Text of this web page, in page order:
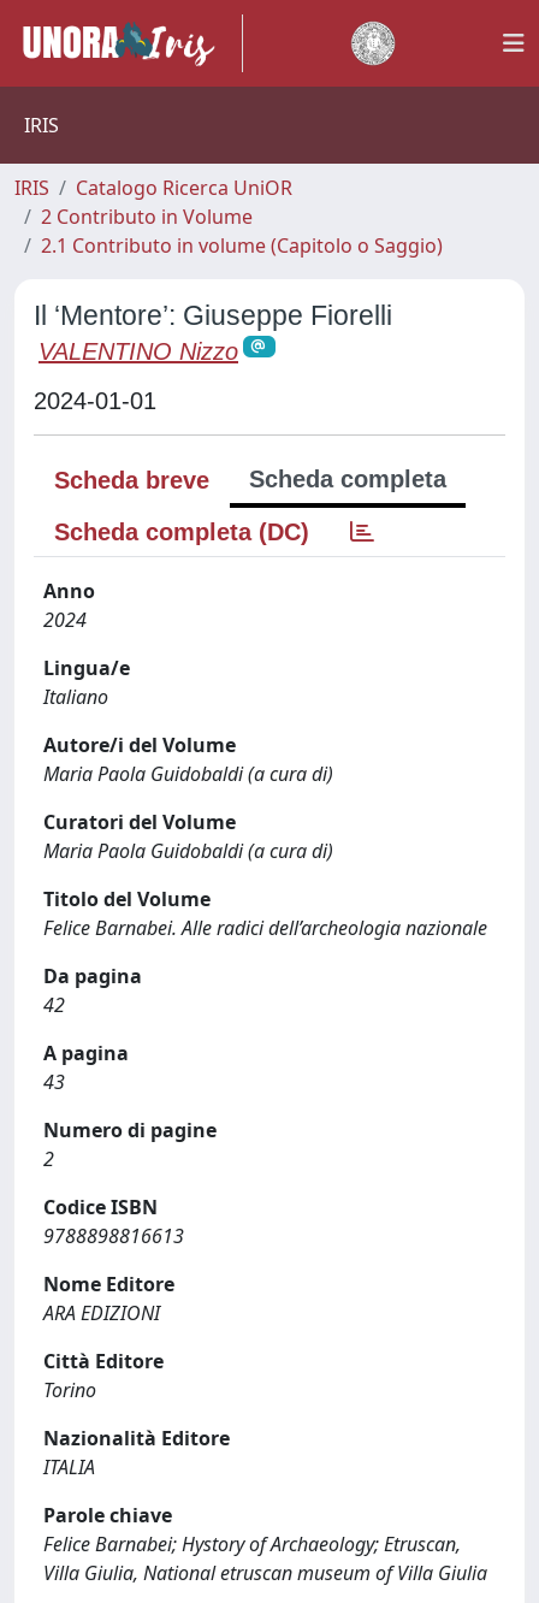
IRIS
IRIS
Catalogo Ricerca UniOR
2 Contributo in Volume
2.1 Contributo in volume (Capitolo o Saggio)
Il ‘Mentore’: Giuseppe Fiorelli
VALENTINO Nizzo
2024-01-01
Scheda breve
Scheda completa
Scheda completa (DC)
Anno
2024
Lingua/e
Italiano
Autore/i del Volume
Maria Paola Guidobaldi (a cura di)
Curatori del Volume
Maria Paola Guidobaldi (a cura di)
Titolo del Volume
Felice Barnabei. Alle radici dell’archeologia nazionale
Da pagina
42
A pagina
43
Numero di pagine
2
Codice ISBN
9788898816613
Nome Editore
ARA EDIZIONI
Città Editore
Torino
Nazionalità Editore
ITALIA
Parole chiave
Felice Barnabei; Hystory of Archaeology; Etruscan,
Villa Giulia, National etruscan museum of Villa Giulia